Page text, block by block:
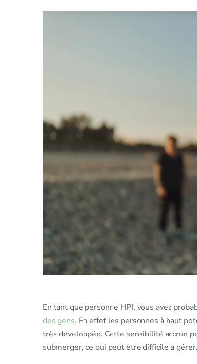
En tant que personne HPI, vous avez
des gens. En effet les personnes à haut
très développée. Cette sensibilité accrue
submerger, ce qui peut être difficile à gérer.